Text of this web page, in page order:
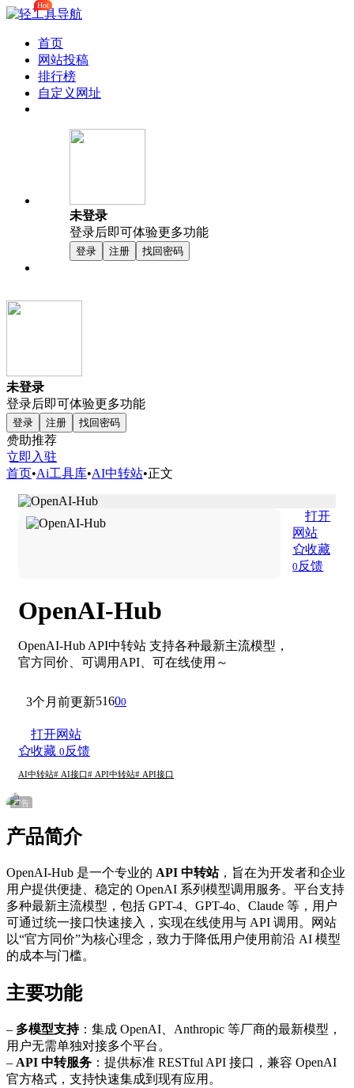
首页
网站投稿
排行榜
Hot
自定义网址
未登录
登录后即可体验更多功能
登录 注册 找回密码
未登录
登录后即可体验更多功能
登录 注册 找回密码
赞助推荐
立即入驻
首页•Ai工具库•AI中转站•正文
OpenAI-Hub
OpenAI-Hub API中转站 支持各种最新主流模型，
官方同价、可调用API、可在线使用～
打开
网站
收藏
0 反馈
3个月前更新51600
打开网站
收藏 0反馈
AI中转站# AI接口# API中转站# API接口
广告
产品简介
OpenAI-Hub 是一个专业的 API 中转站，旨在为开发者和企业
用户提供便捷、稳定的 OpenAI 系列模型调用服务。平台支持
多种最新主流模型，包括 GPT-4、GPT-4o、Claude 等，用户
可通过统一接口快速接入，实现在线使用与 API 调用。网站
以“官方同价”为核心理念，致力于降低用户使用前沿 AI 模型
的成本与门槛。
主要功能
– 多模型支持：集成 OpenAI、Anthropic 等厂商的最新模型，
用户无需单独对接多个平台。
– API 中转服务 ：提供标准 RESTful API 接口，兼容 OpenAI
官方格式，支持快速集成到现有应用。